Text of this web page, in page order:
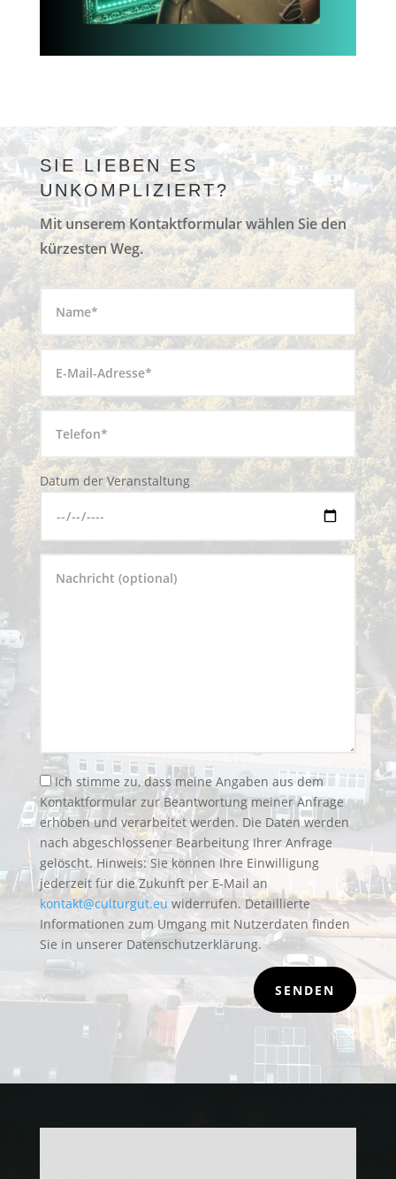
SIE LIEBEN ES
UNKOMPLIZIERT?
Mit unserem Kontaktformular wählen Sie den
kürzesten Weg.
Datum der Veranstaltung
Ich stimme zu, dass meine Angaben aus dem
Kontaktformular zur Beantwortung meiner Anfrage
erhoben und verarbeitet werden. Die Daten werden
nach abgeschlossener Bearbeitung Ihrer Anfrage
gelöscht. Hinweis: Sie können Ihre Einwilligung
jederzeit für die Zukunft per E-Mail an
kontakt@culturgut.eu widerrufen. Detaillierte
Informationen zum Umgang mit Nutzerdaten finden
Sie in unserer Datenschutzerklärung.